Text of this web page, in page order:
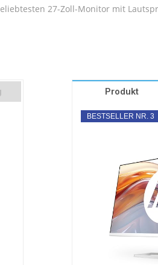
27-Zoll-Monitor mit
Produkt
BESTSELLER NR. 3